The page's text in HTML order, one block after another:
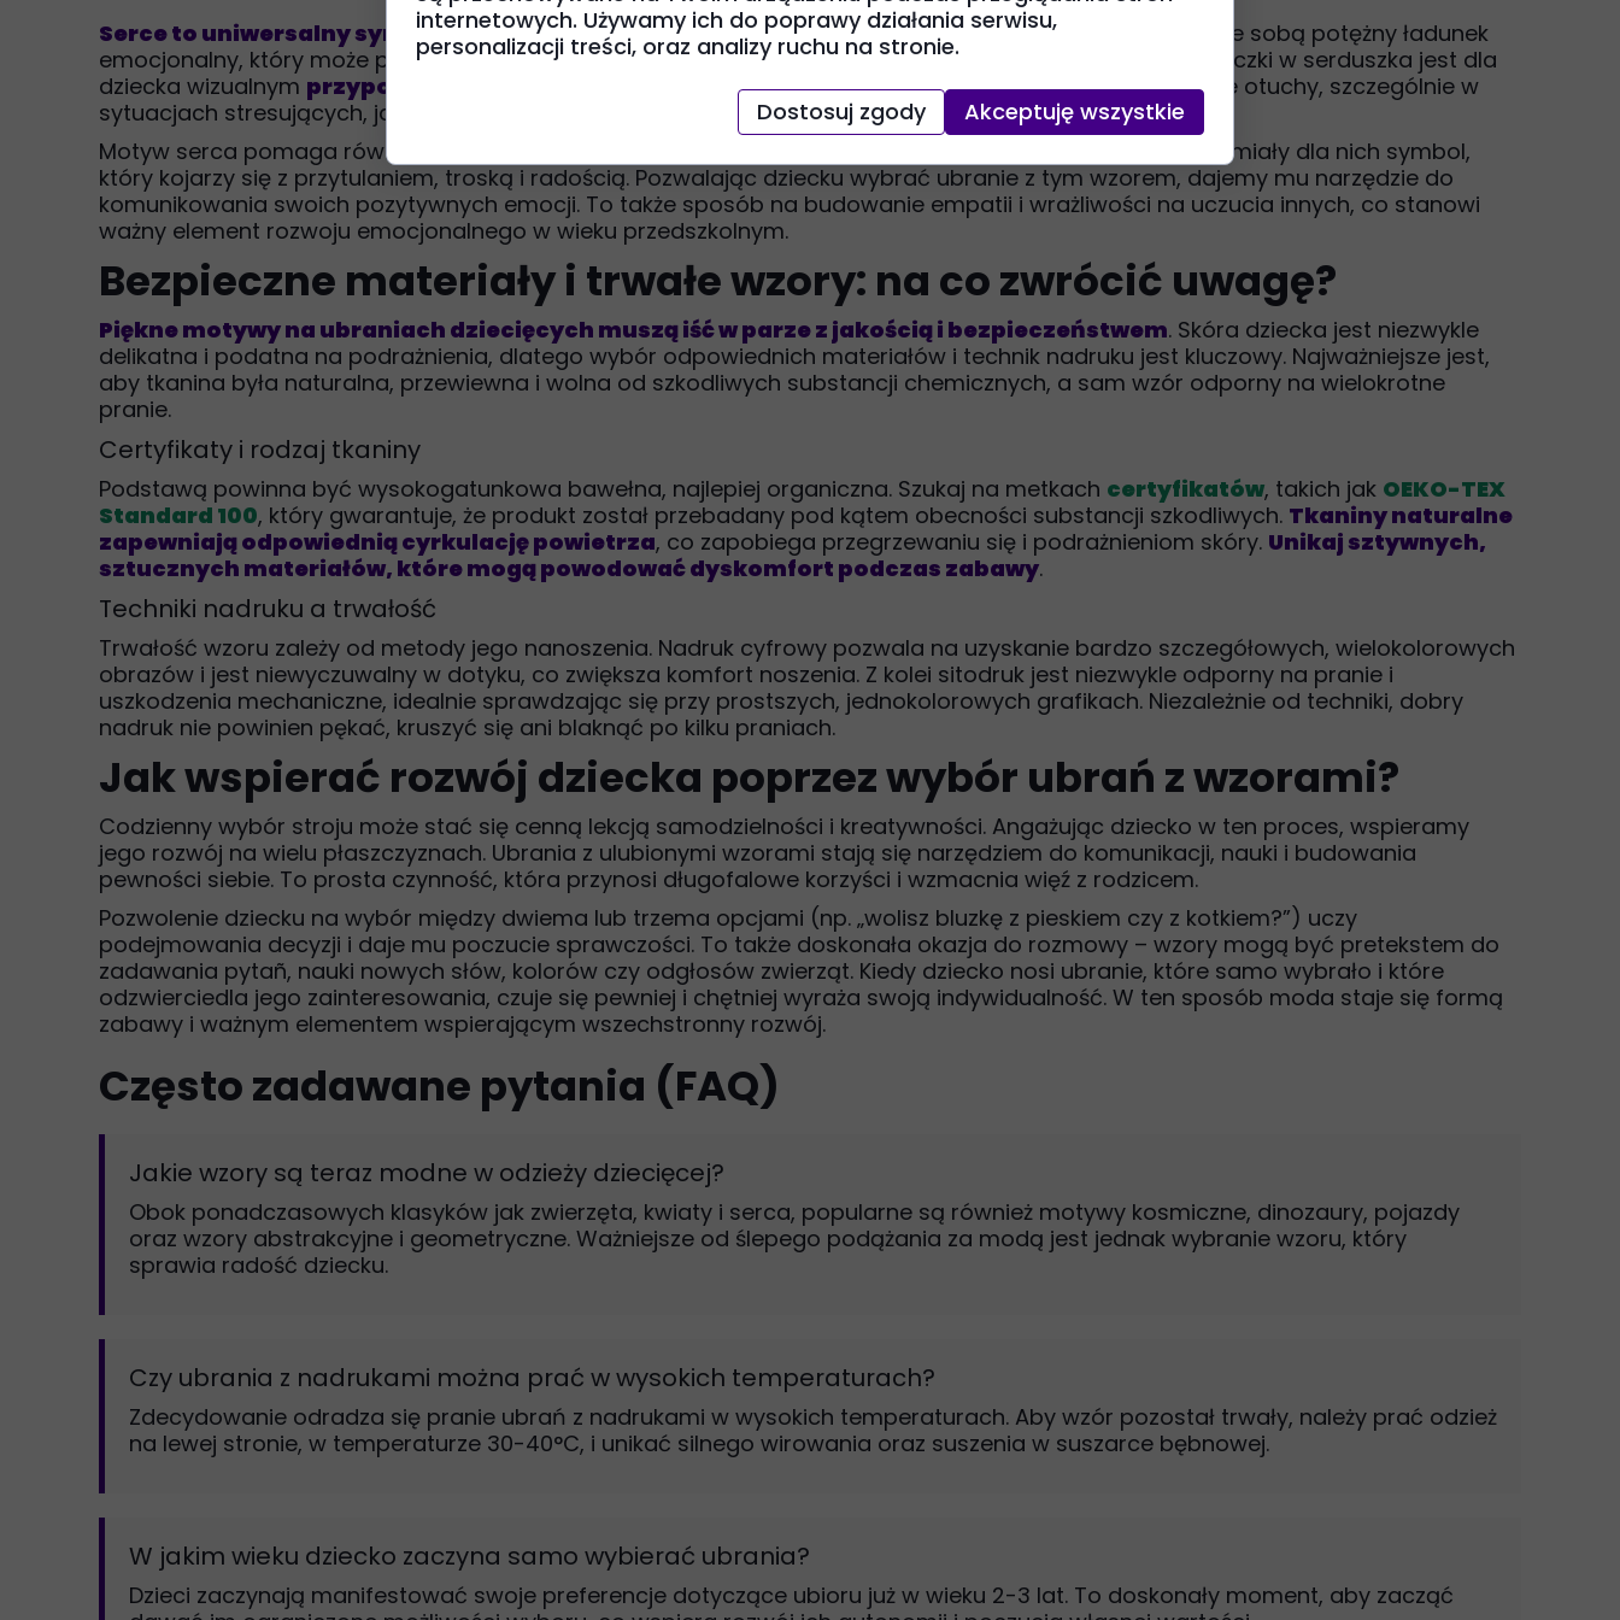
Serce to uniwersalny symbol miłości, ciepła i bezpieczeństwa. Ubrania z sercami dla dzieci niosą ze sobą potężny ładunek
emocjonalny, który może pozytywnie wpływać na samopoczucie malucha. Noszenie sweterka czy spódniczki w serduszka jest dla
dziecka wizualnym przypomnieniem o miłości rodziców i bliskich. Działa to jak talizman, który dodaje otuchy, szczególnie w
sytuacjach stresujących, jak pierwszy dzień w przedszkolu.
Motyw serca pomaga również dzieciom w nauce rozpoznawania i wyrażania uczuć. Jest to prosty i zrozumiały dla nich symbol,
który kojarzy się z przytulaniem, troską i radością. Pozwalając dziecku wybrać ubranie z tym wzorem, dajemy mu narzędzie do
komunikowania swoich pozytywnych emocji. To także sposób na budowanie empatii i wrażliwości na uczucia innych, co stanowi
ważny element rozwoju emocjonalnego w wieku przedszkolnym.
Bezpieczne materiały i trwałe wzory: na co zwrócić uwagę?
Piękne motywy na ubraniach dziecięcych muszą iść w parze z jakością i bezpieczeństwem. Skóra dziecka jest niezwykle
delikatna i podatna na podrażnienia, dlatego wybór odpowiednich materiałów i technik nadruku jest kluczowy. Najważniejsze jest,
aby tkanina była naturalna, przewiewna i wolna od szkodliwych substancji chemicznych, a sam wzór odporny na wielokrotne
pranie.
Certyfikaty i rodzaj tkaniny
Podstawą powinna być wysokogatunkowa bawełna, najlepiej organiczna. Szukaj na metkach certyfikatów, takich jak OEKO-TEX
Standard 100, który gwarantuje, że produkt został przebadany pod kątem obecności substancji szkodliwych. Tkaniny naturalne
zapewniają odpowiednią cyrkulację powietrza, co zapobiega przegrzewaniu się i podrażnieniom skóry. Unikaj sztywnych,
sztucznych materiałów, które mogą powodować dyskomfort podczas zabawy.
Techniki nadruku a trwałość
Trwałość wzoru zależy od metody jego nanoszenia. Nadruk cyfrowy pozwala na uzyskanie bardzo szczegółowych, wielokolorowych
obrazów i jest niewyczuwalny w dotyku, co zwiększa komfort noszenia. Z kolei sitodruk jest niezwykle odporny na pranie i
uszkodzenia mechaniczne, idealnie sprawdzając się przy prostszych, jednokolorowych grafikach. Niezależnie od techniki, dobry
nadruk nie powinien pękać, kruszyć się ani blaknąć po kilku praniach.
Jak wspierać rozwój dziecka poprzez wybór ubrań z wzorami?
Codzienny wybór stroju może stać się cenną lekcją samodzielności i kreatywności. Angażując dziecko w ten proces, wspieramy
jego rozwój na wielu płaszczyznach. Ubrania z ulubionymi wzorami stają się narzędziem do komunikacji, nauki i budowania
pewności siebie. To prosta czynność, która przynosi długofalowe korzyści i wzmacnia więź z rodzicem.
Pozwolenie dziecku na wybór między dwiema lub trzema opcjami (np. „wolisz bluzkę z pieskiem czy z kotkiem?”) uczy
podejmowania decyzji i daje mu poczucie sprawczości. To także doskonała okazja do rozmowy – wzory mogą być pretekstem do
zadawania pytañ, nauki nowych słów, kolorów czy odgłosów zwierząt. Kiedy dziecko nosi ubranie, które samo wybrało i które
odzwierciedla jego zainteresowania, czuje się pewniej i chętniej wyraża swoją indywidualność. W ten sposób moda staje się formą
zabawy i ważnym elementem wspierającym wszechstronny rozwój.
Często zadawane pytania (FAQ)
Jakie wzory są teraz modne w odzieży dziecięcej?
Obok ponadczasowych klasyków jak zwierzęta, kwiaty i serca, popularne są również motywy kosmiczne, dinozaury, pojazdy
oraz wzory abstrakcyjne i geometryczne. Ważniejsze od ślepego podążania za modą jest jednak wybranie wzoru, który
sprawia radość dziecku.
Czy ubrania z nadrukami można prać w wysokich temperaturach?
Zdecydowanie odradza się pranie ubrań z nadrukami w wysokich temperaturach. Aby wzór pozostał trwały, należy prać odzież
na lewej stronie, w temperaturze 30-40°C, i unikać silnego wirowania oraz suszenia w suszarce bębnowej.
W jakim wieku dziecko zaczyna samo wybierać ubrania?
Dzieci zaczynają manifestować swoje preferencje dotyczące ubioru już w wieku 2-3 lat. To doskonały moment, aby zacząć
internetowych. Używamy ich do poprawy działania serwisu,
personalizacji treści, oraz analizy ruchu na stronie.
Dostosuj zgody Akceptuję wszystkie